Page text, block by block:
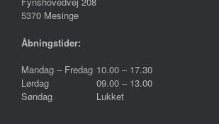
5370 Mesinge
Åbningstider:
Mandag – Fredag
Lørdag
Søndag
10.00 – 17.30
09.00 – 13.00
Lukket